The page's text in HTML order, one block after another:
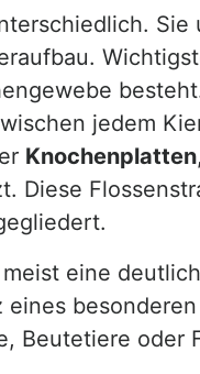
jedem
Knochenplatten
Diese
eine
Beutetiere